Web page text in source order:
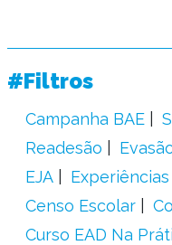
#Filtros
Campanha BAE
Readesão
EJA
Experiências
Censo Escolar
Curso EAD Na